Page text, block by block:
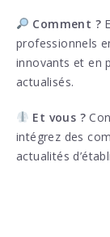
Comment ?
professionnels
innovants et en
actualisés.
Et vous ?
intégrez des
actualités